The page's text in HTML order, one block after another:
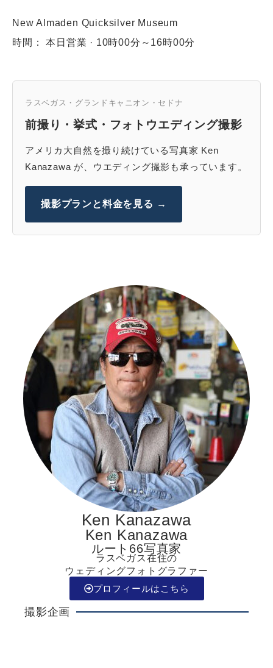
New Almaden Quicksilver Museum
時間： 本日営業 · 10時00分～16時00分
ラスベガス・グランドキャニオン・セドナ
前撮り・挙式・フォトウエディング撮影
アメリカ大自然を撮り続けている写真家 Ken
Kanazawa が、ウエディング撮影も承っています。
撮影プランと料金を見る →
Ken Kanazawa
Ken Kanazawa
ルート66写真家
ラスベガス在住の
ウェディングフォトグラファー
プロフィールはこちら
撮影企画